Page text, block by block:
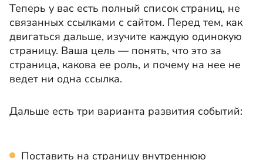
Теперь у вас есть полный список страниц, не
связанных ссылками с сайтом. Перед тем, как
двигаться дальше, изучите каждую одинокую
страницу. Ваша цель — понять, что это за
страница, какова ее роль, и почему на нее не
ведет ни одна ссылка.
Дальше есть три варианта развития событий:
Поставить на страницу внутреннюю